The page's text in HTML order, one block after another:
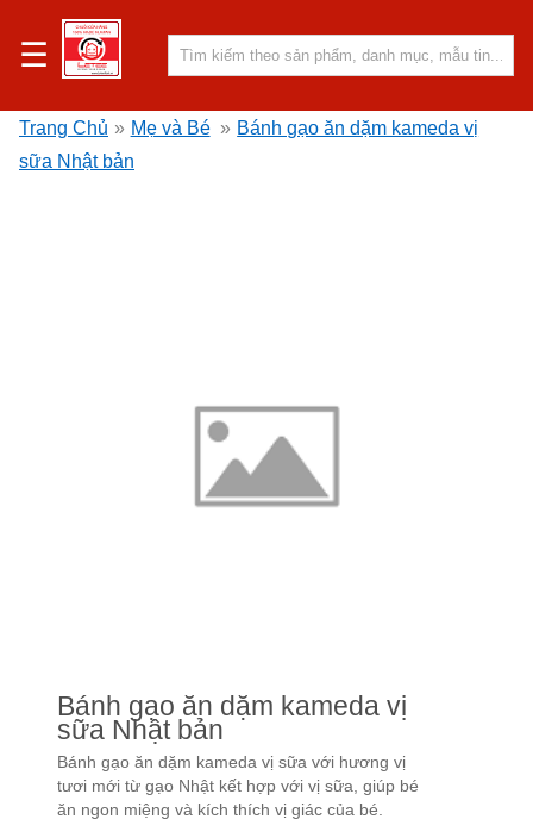
☰
Trang Chủ » Mẹ và Bé » Bánh gạo ăn dặm kameda vị
sữa Nhật bản
Bánh gạo ăn dặm kameda vị
sữa Nhật bản
Bánh gạo ăn dặm kameda vị sữa với hương vị
tươi mới từ gạo Nhật kết hợp với vị sữa, giúp bé
ăn ngon miệng và kích thích vị giác của bé.